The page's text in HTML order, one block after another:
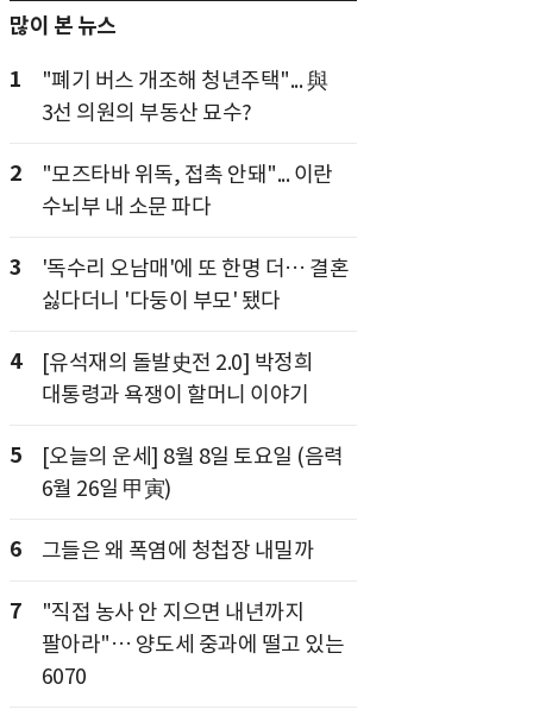
많이 본 뉴스
1
"폐기 버스 개조해 청년주택"... 與
3선 의원의 부동산 묘수?
2
"모즈타바 위독, 접촉 안돼"... 이란
수뇌부 내 소문 파다
3
'독수리 오남매'에 또 한명 더… 결혼
싫다더니 '다둥이 부모' 됐다
4
[유석재의 돌발史전 2.0] 박정희
대통령과 욕쟁이 할머니 이야기
5
[오늘의 운세] 8월 8일 토요일 (음력
6월 26일 甲寅)
6 그들은 왜 폭염에 청첩장 내밀까
7
"직접 농사 안 지으면 내년까지
팔아라"… 양도세 중과에 떨고 있는
6070